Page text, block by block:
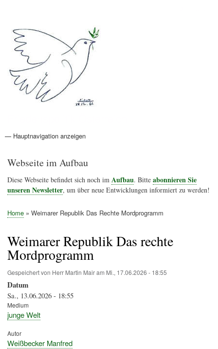
Hauptnavigation
— Hauptnavigation anzeigen
Aktionen
Friedensbewegung
Friedensprojekte
Home
Konflikte
Links
Narichtenlinks
News
Politik
Termine
Texte
Kunst
Friedensexperten
Friedensforschung
Friedensinitiativen
Friedensnachrichten
Webseite im Aufbau
Diese Webseite befindet sich noch im Aufbau. Bitte abonnieren Sie
unseren Newsletter, um über neue Entwicklungen informiert zu werden!
Home Weimarer Republik Das Rechte Mordprogramm
Weimarer Republik Das rechte
Mordprogramm
Gespeichert von Herr Martin Mairam Mi., 17.06.2026 - 18:55
Datum
Sa., 13.06.2026 - 18:55
Medium
junge Welt
Autor
Weißbecker Manfred